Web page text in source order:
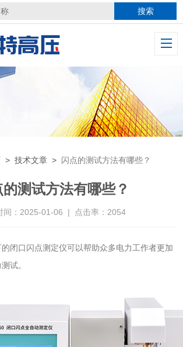
>技术文章 > 闪点的测试方法有哪些？
测试方法有哪些？
间：2025-01-06 | 点击率：2054
闭口闪点测定仪可以帮助众多电力工作者更加
试。